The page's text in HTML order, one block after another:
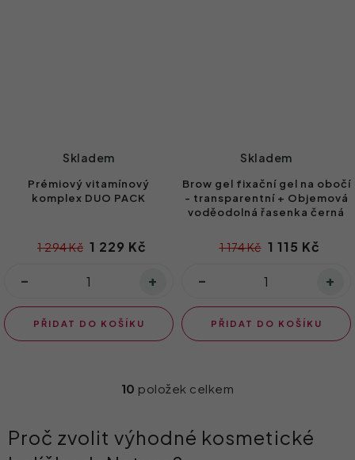
Prémiový vitamínový
komplex DUO PACK
Skladem
1 229 Kč
1 294 Kč
PŘIDAT DO KOŠÍKU
Brow gel fixační gel na obočí
- transparentní + Objemová
voděodolná řasenka černá
Skladem
1 115 Kč
1 174 Kč
PŘIDAT DO KOŠÍKU
O
l
10 položek celkem
Proč zvolit výhodné kosmetické